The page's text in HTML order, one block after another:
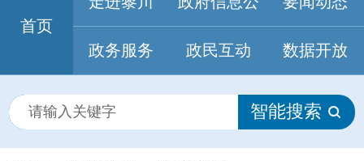
首页
开
政务服务 政民互动 数据开放
智能搜索